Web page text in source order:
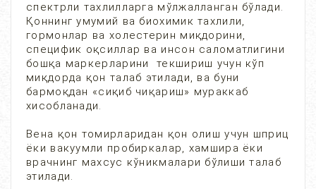
спектрли тахлилларга мўлжалланган бўлади.
Қоннинг умумий ва биохимик тахлили,
гормонлар ва холестерин миқдорини,
специфик оқсиллар ва инсон саломатлигини
бошқа маркерларини текшириш учун кўп
миқдорда қон талаб этилади, ва буни
бармоқдан «сиқиб чиқариш» мураккаб
хисобланади.
Вена қон томирларидан қон олиш учун шприц
ёки вакуумли пробиркалар, хамшира ёки
врачнинг махсус кўникмалари бўлиши талаб
этилади.